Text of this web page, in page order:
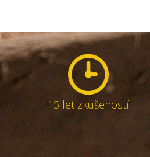
15 let zkušeností